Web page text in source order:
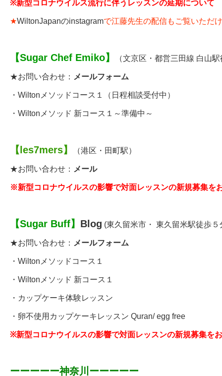
※新型コロナウイルス流行に伴うレッスンの延期について
★WiltonJapanのinstagramで江藤先生の配信もご覧いただ
【Sugar Chef Emiko】 （文京区・都営三田線 白山
★お問い合わせ： メールフォーム
・ Wiltonメソッドコース１ （日程相談受付中）
・Wiltonメソッド 新コース１～準備中～
【 les7mers】 （港区・田町駅）
★お問い合わせ： メール
※新型コロナウイルスの影響で対面レッスンの新規募集を
【Sugar Buff】 Blog (東久留米市・ 東久留米駅徒歩５
★お問い合わせ： メールフォーム
・ Wiltonメソッドコース１
・ Wiltonメソッド 新コース１
・ カップケーキ体験レッスン
・ 卵不使用カップケーキレッスン Quran/ egg free
※新型コロナウイルスの影響で対面レッスンの新規募集を
ーーーーー神奈川ーーーーー